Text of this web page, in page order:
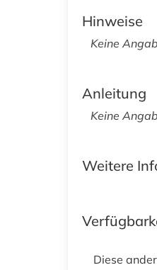
Hinweise
Keine
Anleitung
Keine
Weitere
Diese